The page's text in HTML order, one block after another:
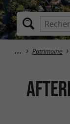
Patrimoine